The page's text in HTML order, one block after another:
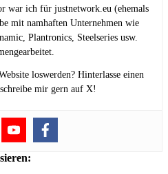
war ich für justnetwork.eu (ehemals
mit namhaften Unternehmen wie
Plantronics, Steelseries usw.
loswerden? Hinterlasse einen
mir gern auf X!